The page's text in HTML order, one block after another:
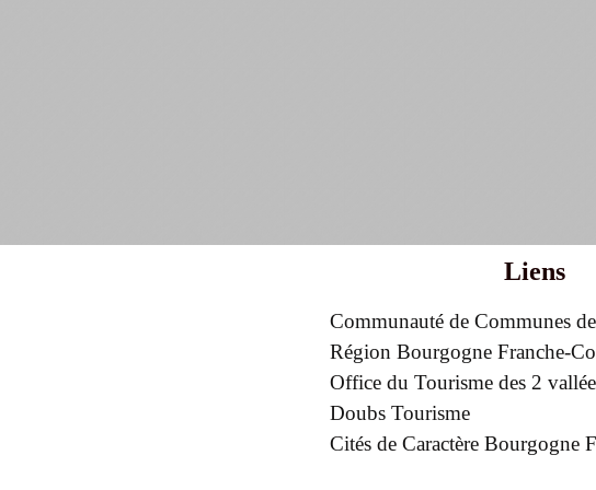
Liens
Communauté de Communes
Région Bourgogne Franche-
Office du Tourisme des 2
Doubs Tourisme
Cités de Caractère Bourgogne